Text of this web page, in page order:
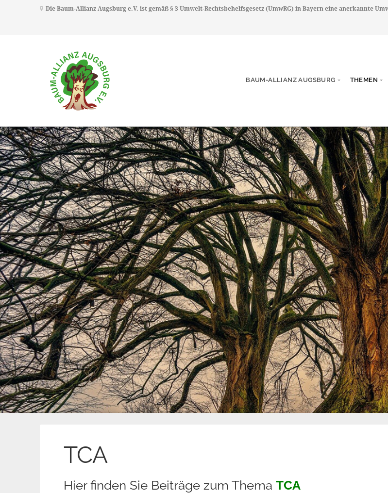
Die Baum-Allianz Augsburg e.V. ist gemäß § 3 Umwelt-Rechtsbehelfsgesetz (UmwRG) in Bayern eine anerkannte
BAUM-ALLIANZ AUGSBURG THEMEN
TCA
Hier finden Sie Beiträge zum Thema TCA